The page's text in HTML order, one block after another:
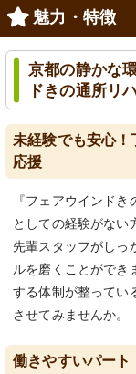
魅力・特徴
京都の静かな
ドきの通所リ
未経験でも安心！
応援
『フェアウインド
としての経験がない
先輩スタッフがしっ
ルを磨くことができ
する体制が整ってい
させてみませんか。
働きやすいパート